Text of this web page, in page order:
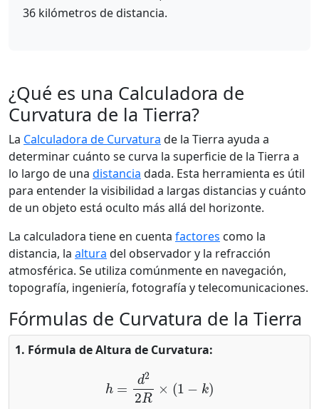
36 kilómetros de distancia.
¿Qué es una Calculadora de
Curvatura de la Tierra?
La Calculadora de Curvatura de la Tierra ayuda a
determinar cuánto se curva la superficie de la Tierra a
lo largo de una distancia dada. Esta herramienta es útil
para entender la visibilidad a largas distancias y cuánto
de un objeto está oculto más allá del horizonte.
La calculadora tiene en cuenta factores como la
distancia, la altura del observador y la refracción
atmosférica. Se utiliza comúnmente en navegación,
topografía, ingeniería, fotografía y telecomunicaciones.
Fórmulas de Curvatura de la Tierra
1. Fórmula de Altura de Curvatura:
22